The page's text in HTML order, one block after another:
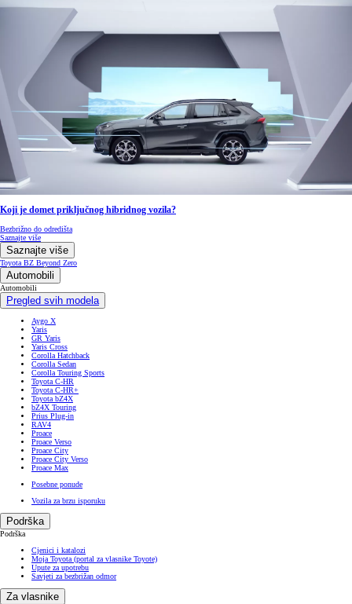
Koji je domet priključnog hibridnog vozila?
Bezbrižno do odredišta
Saznajte više
Saznajte više
Toyota BZ Beyond Zero
Automobili
Automobili
Pregled svih modela
Aygo X
Yaris
GR Yaris
Yaris Cross
Corolla Hatchback
Corolla Sedan
Corolla Touring Sports
Toyota C-HR
Toyota C-HR+
Toyota bZ4X
bZ4X Touring
Prius Plug-in
RAV4
Proace
Proace Verso
Proace City
Proace City Verso
Proace Max
Posebne ponude
Vozila za brzu isporuku
Podrška
Podrška
Cjenici i katalozi
Moja Toyota (portal za vlasnike Toyote)
Upute za upotrebu
Savjeti za bezbrižan odmor
Za vlasnike